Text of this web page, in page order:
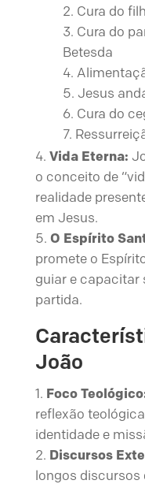
Cura do
Cura do
Betesda
Jesus
Cura do
Vida Eterna:
o conceito de
realidade
em Jesus.
O Espírito
promete o
guiar e capacitar
partida.
João
Foco
reflexão
identidade e
Discursos
longos discursos